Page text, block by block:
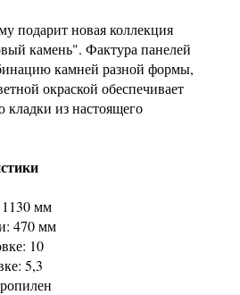
подарит новая коллекция
камень". Фактура панелей
камней разной формы,
окраской обеспечивает
из настоящего
1130 мм
470 мм
10
5,3